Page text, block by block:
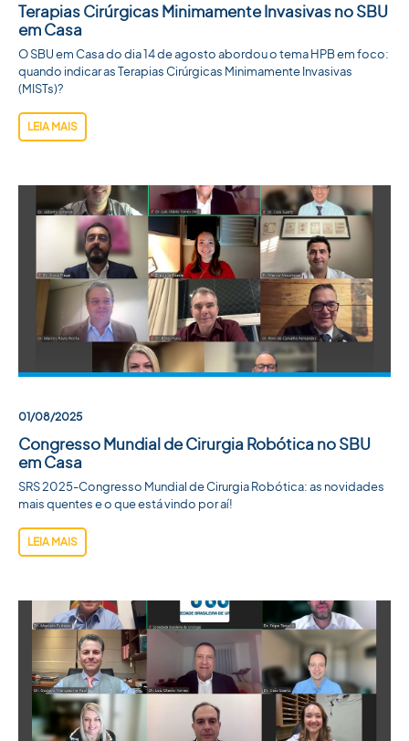
Terapias Cirúrgicas Minimamente Invasivas no SBU
em Casa
O SBU em Casa do dia 14 de agosto abordou o tema HPB em foco:
quando indicar as Terapias Cirúrgicas Minimamente Invasivas
(MISTs)?
LEIA MAIS
01/08/2025
Congresso Mundial de Cirurgia Robótica no SBU
em Casa
SRS 2025-Congresso Mundial de Cirurgia Robótica: as novidades
mais quentes e o que está vindo por aí!
LEIA MAIS